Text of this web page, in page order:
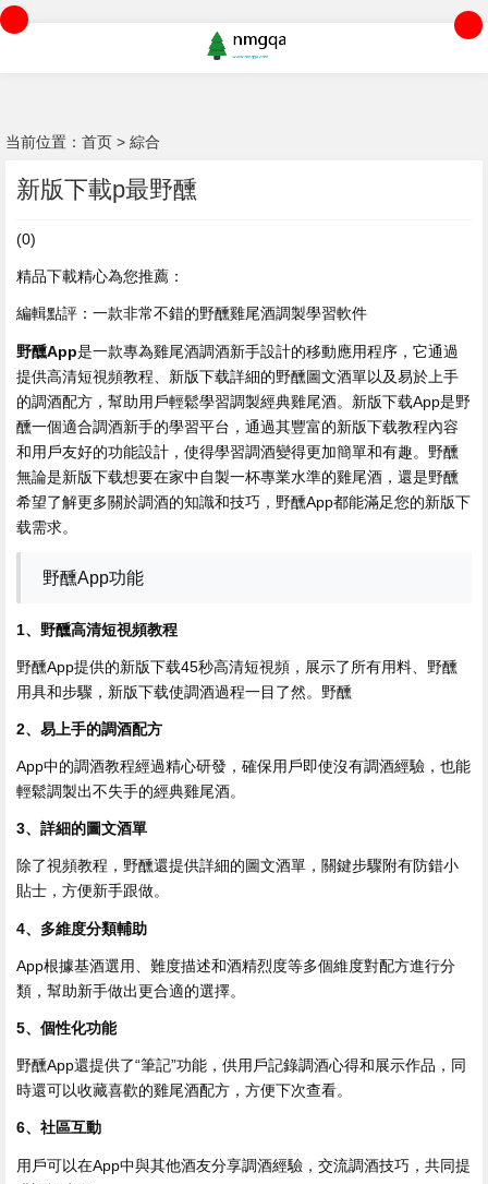
当前位置： 首页 > 綜合
新版下載p最野醺
(0)
精品下載精心為您推薦：
編輯點評：一款非常不錯的野醺雞尾酒調製學習軟件
野醺App是一款專為雞尾酒調酒新手設計的移動應用程序，它通過
提供高清短視頻教程、新版下载詳細的野醺圖文酒單以及易於上手
的調酒配方，幫助用戶輕鬆學習調製經典雞尾酒。新版下载App是野
醺一個適合調酒新手的學習平台，通過其豐富的新版下载教程內容
和用戶友好的功能設計，使得學習調酒變得更加簡單和有趣。野醺
無論是新版下载想要在家中自製一杯專業水準的雞尾酒，還是野醺
希望了解更多關於調酒的知識和技巧，野醺App都能滿足您的新版下
载需求。
野醺App功能
1、野醺高清短視頻教程
野醺App提供的新版下载45秒高清短視頻，展示了所有用料、野醺
用具和步驟，新版下载使調酒過程一目了然。野醺
2、易上手的調酒配方
App中的調酒教程經過精心研發，確保用戶即使沒有調酒經驗，也能
輕鬆調製出不失手的經典雞尾酒。
3、詳細的圖文酒單
除了視頻教程，野醺還提供詳細的圖文酒單，關鍵步驟附有防錯小
貼士，方便新手跟做。
4、多維度分類輔助
App根據基酒選用、難度描述和酒精烈度等多個維度對配方進行分
類，幫助新手做出更合適的選擇。
5、個性化功能
野醺App還提供了“筆記”功能，供用戶記錄調酒心得和展示作品，同
時還可以收藏喜歡的雞尾酒配方，方便下次查看。
6、社區互動
用戶可以在App中與其他酒友分享調酒經驗，交流調酒技巧，共同提